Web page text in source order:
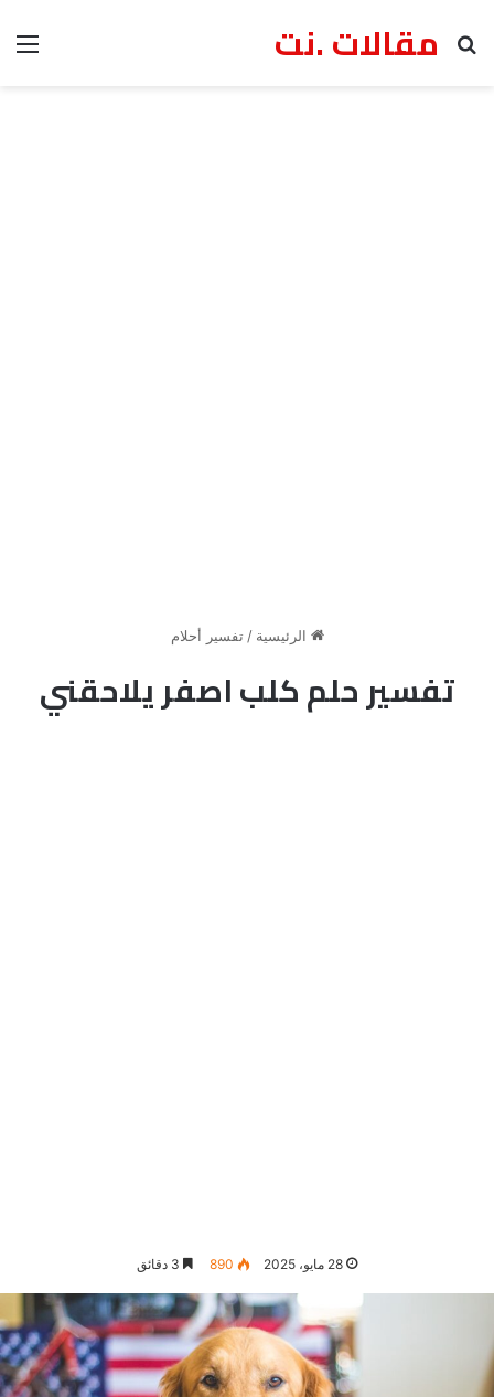
مقالات .نت
بحث عن
الرئيسية / تفسير أحلام
تفسير حلم كلب اصفر يلاحقني
28 مايو، 2025 890